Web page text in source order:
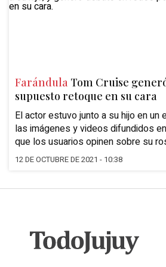
Farándula Tom Cruise
supuesto retoque en su cara
El actor estuvo junto a su hijo en un
las imágenes y videos difundidos
que los usuarios opinen sobre su
12 DE OCTUBRE DE 2021 - 10:38